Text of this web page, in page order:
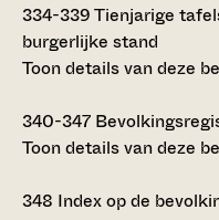
334-339Tienjarige
burgerlijke stand
Toon details van deze
340-347
Toon details van deze
348 Index op de